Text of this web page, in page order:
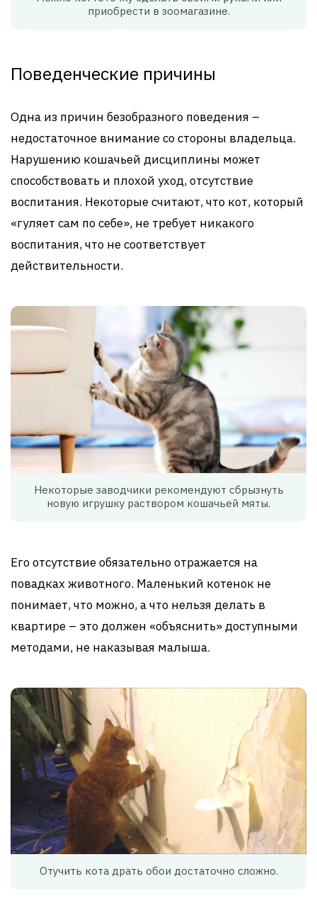
приобрести в зоомагазине.
Поведенческие причины
Одна из причин безобразного поведения –
недостаточное внимание со стороны владельца.
Нарушению кошачьей дисциплины может
способствовать и плохой уход, отсутствие
воспитания. Некоторые считают, что кот, который
«гуляет сам по себе», не требует никакого
воспитания, что не соответствует
действительности.
Некоторые заводчики рекомендуют сбрызнуть
новую игрушку раствором кошачьей мяты.
Его отсутствие обязательно отражается на
повадках животного. Маленький котенок не
понимает, что можно, а что нельзя делать в
квартире – это должен «объяснить» доступными
методами, не наказывая малыша.
Отучить кота драть обои достаточно сложно.